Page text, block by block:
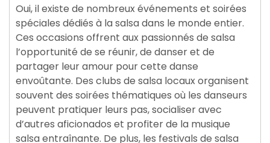
Oui, il existe de nombreux événements et soirées
spéciales dédiés à la salsa dans le monde entier.
Ces occasions offrent aux passionnés de salsa
l’opportunité de se réunir, de danser et de
partager leur amour pour cette danse
envoûtante. Des clubs de salsa locaux organisent
souvent des soirées thématiques où les danseurs
peuvent pratiquer leurs pas, socialiser avec
d’autres aficionados et profiter de la musique
salsa entraînante. De plus, les festivals de salsa